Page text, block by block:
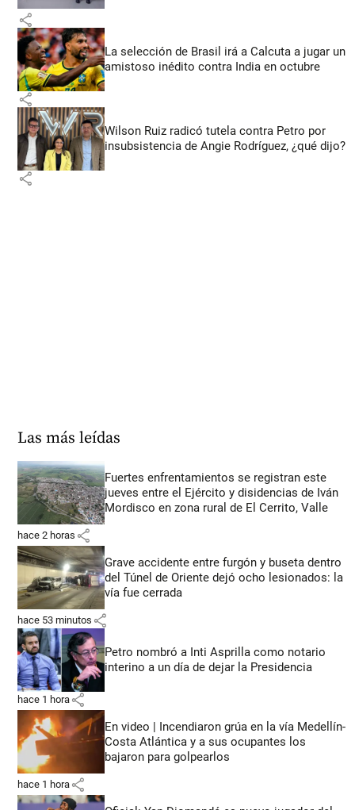
share
La selección de Brasil irá a Calcuta a jugar un
amistoso inédito contra India en octubre
share
Wilson Ruiz radicó tutela contra Petro por
insubsistencia de Angie Rodríguez, ¿qué dijo?
share
Las más leídas
Fuertes enfrentamientos se registran este
jueves entre el Ejército y disidencias de Iván
Mordisco en zona rural de El Cerrito, Valle
hace 2 horas share
Grave accidente entre furgón y buseta dentro
del Túnel de Oriente dejó ocho lesionados: la
vía fue cerrada
hace 53 minutos share
Petro nombró a Inti Asprilla como notario
interino a un día de dejar la Presidencia
hace 1 hora share
En video | Incendiaron grúa en la vía Medellín-
Costa Atlántica y a sus ocupantes los
bajaron para golpearlos
hace 1 hora share